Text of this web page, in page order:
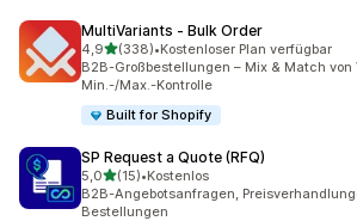
MultiVariants ‑ Bulk Order
4,9von 5 Sternen
(338)
338 Rezensionen insgesamt
•Kostenloser Plan verfügbar
B2B-Großbestellungen – Mix & Match von
Min.-/Max.-Kontrolle
Built for Shopify
SP Request a Quote (RFQ)
5,0von 5 Sternen
(15)
15 Rezensionen insgesamt
•Kostenlos
B2B-Angebotsanfragen,
Bestellungen